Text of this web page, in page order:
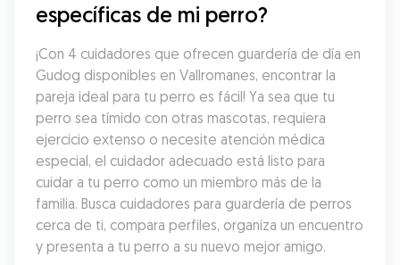
específicas de mi perro?
¡Con 4 cuidadores que ofrecen guardería de día en
Gudog disponibles en Vallromanes, encontrar la
pareja ideal para tu perro es fácil! Ya sea que tu
perro sea tímido con otras mascotas, requiera
ejercicio extenso o necesite atención médica
especial, el cuidador adecuado está listo para
cuidar a tu perro como un miembro más de la
familia. Busca cuidadores para guardería de perros
cerca de ti, compara perfiles, organiza un encuentro
y presenta a tu perro a su nuevo mejor amigo.